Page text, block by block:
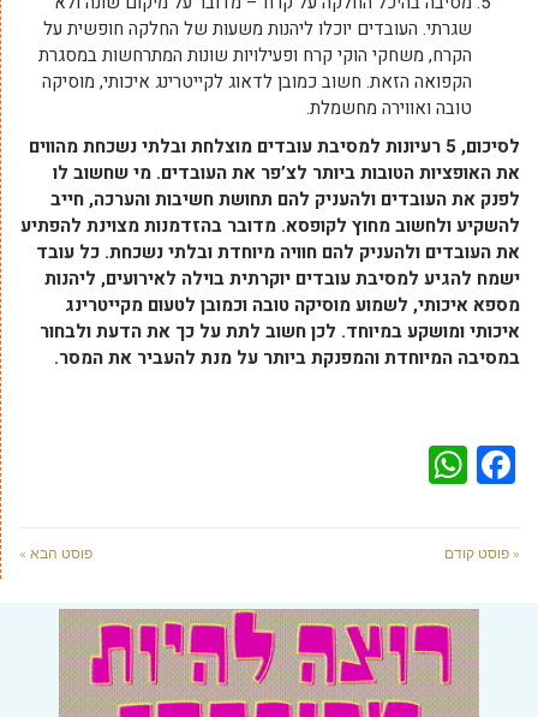
שגרתי. העובדים יוכלו ליהנות משעות של החלקה חופשית על
הקרח, משחקי הוקי קרח ופעילויות שונות המתרחשות במסגרת
הקפואה הזאת. חשוב כמובן לדאוג לקייטרינג איכותי, מוסיקה
טובה ואווירה מחשמלת.
לסיכום, 5 רעיונות למסיבת עובדים מוצלחת ובלתי נשכחת מהווים
את האופציות הטובות ביותר לצ’פר את העובדים. מי שחשוב לו
לפנק את העובדים ולהעניק להם תחושת חשיבות והערכה, חייב
להשקיע ולחשוב מחוץ לקופסא. מדובר בהזדמנות מצוינת להפתיע
את העובדים ולהעניק להם חוויה מיוחדת ובלתי נשכחת. כל עובד
ישמח להגיע למסיבת עובדים יוקרתית בוילה לאירועים, ליהנות
מספא איכותי, לשמוע מוסיקה טובה וכמובן לטעום מקייטרינג
איכותי ומושקע במיוחד. לכן חשוב לתת על כך את הדעת ולבחור
במסיבה המיוחדת והמפנקת ביותר על מנת להעביר את המסר.
Facebook
« פוסט קודם פוסט הבא »